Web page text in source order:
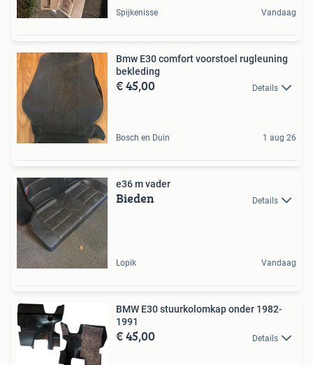
Spijkenisse Vandaag
Bmw E30 comfort voorstoel rugleuning
bekleding
€ 45,00 Details
Bosch en Duin 1 aug 26
e36 m vader
Bieden Details
Lopik Vandaag
BMW E30 stuurkolomkap onder 1982-
1991
€ 45,00 Details